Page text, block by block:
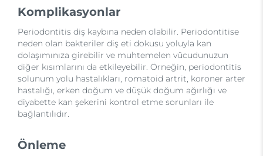
Komplikasyonlar
Periodontitis diş kaybına neden olabilir. Periodontitise
neden olan bakteriler diş eti dokusu yoluyla kan
dolaşımınıza girebilir ve muhtemelen vücudunuzun
diğer kısımlarını da etkileyebilir. Örneğin, periodontitis
solunum yolu hastalıkları, romatoid artrit, koroner arter
hastalığı, erken doğum ve düşük doğum ağırlığı ve
diyabette kan şekerini kontrol etme sorunları ile
bağlantılıdır.
Önleme